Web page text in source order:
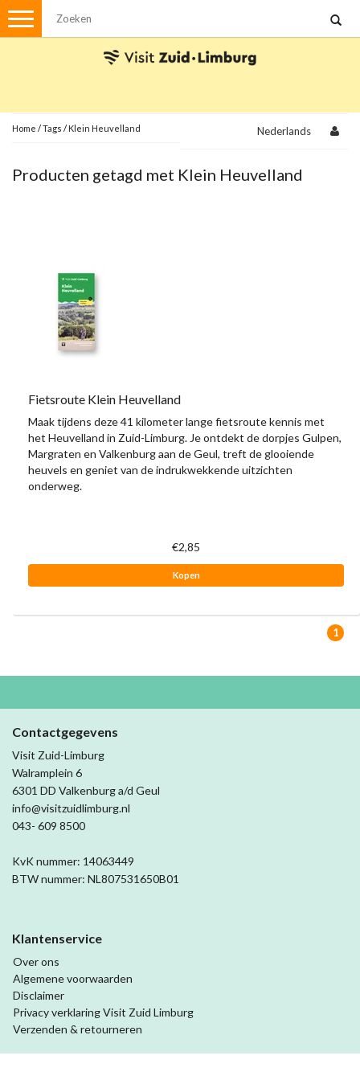
Menu
Met de auto
Visvergunningen
Streekpakketten
Kerstpakketten
Ansichtkaarten
Home /Tags / Klein Heuvelland Nederlands
Producten getagd met Klein Heuvelland
Fietsroute Klein Heuvelland
Maak tijdens deze 41 kilometer lange fietsroute kennis met
het Heuvelland in Zuid-Limburg. Je ontdekt de dorpjes Gulpen,
Margraten en Valkenburg aan de Geul, treft de glooiende
heuvels en geniet van de indrukwekkende uitzichten
onderweg.
€2,85
Kopen
1
Contactgegevens
Visit Zuid-Limburg
Walramplein 6
6301 DD Valkenburg a/d Geul
info@visitzuidlimburg.nl
043- 609 8500
KvK nummer: 14063449
BTW nummer: NL807531650B01
Klantenservice
Over ons
Algemene voorwaarden
Disclaimer
Privacy verklaring Visit Zuid Limburg
Verzenden & retourneren